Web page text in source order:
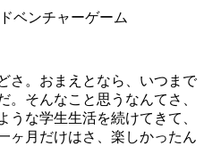
ベンチャーゲーム
さ。おまえとなら、いつまで
。そんなこと思うなんてさ、
うな学生生活を続けてきて、
ヶ月だけはさ、楽しかったん